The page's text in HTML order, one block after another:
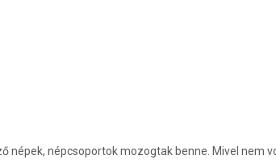
népcsoportok mozogtak benne. Mivel nem